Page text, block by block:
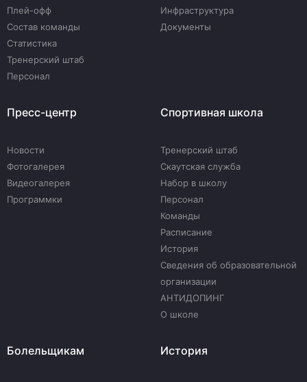
Плей-офф
Состав команды
Статистика
Тренерский штаб
Персонал
Инфраструктура
Документы
Пресс-центр
Новости
Фотогалерея
Видеогалерея
Программки
Спортивная школа
Тренерский штаб
Скаутская служба
Набор в школу
Персонал
Команды
Расписание
История
Сведения об образовательной
организации
АНТИДОПИНГ
О школе
Болельщикам История